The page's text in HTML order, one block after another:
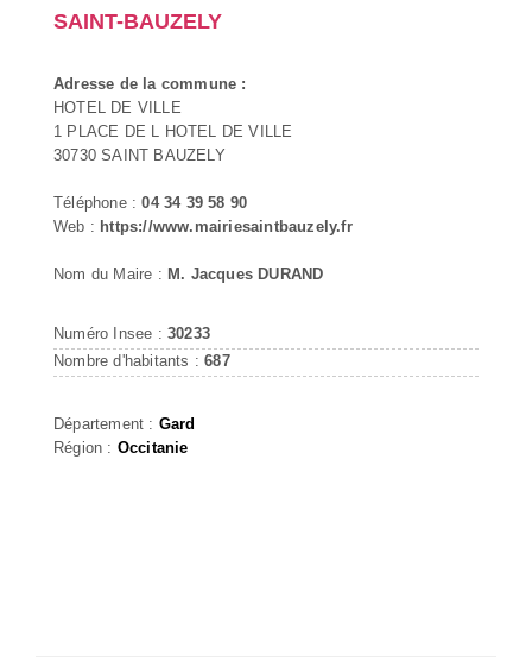
SAINT-BAUZELY
Adresse de la commune :
HOTEL DE VILLE
1 PLACE DE L HOTEL DE VILLE
30730 SAINT BAUZELY
Téléphone :04 34 39 58 90
Web : https://www.mairiesaintbauzely.fr
Nom du Maire : M. Jacques DURAND
Numéro Insee : 30233
Nombre d'habitants :687
Département : Gard
Région : Occitanie